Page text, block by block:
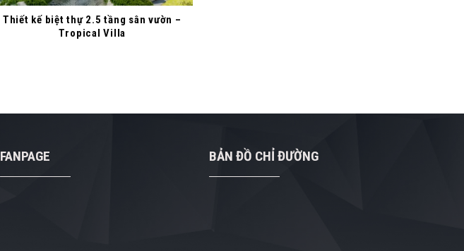
Thiết kế biệt thự 2.5 tầng sân vườn –
Tropical Villa
FANPAGE BẢN ĐỒ CHỈ ĐƯỜNG